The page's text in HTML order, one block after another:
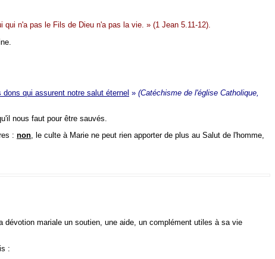
qui n'a pas le Fils de Dieu n'a pas la vie. » (1 Jean 5.11-12).
dons qui assurent notre salut éternel » (Catéchisme de l'église Catholique,
nous faut pour être sauvés.
: non, le culte à Marie ne peut rien apporter de plus au Salut de l'homme,
mariale un soutien, une aide, un complément utiles à sa vie
: